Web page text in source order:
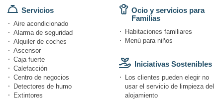
Servicios
Aire acondicionado
Alarma de seguridad
Alquiler de coches
Ascensor
Caja fuerte
Calefacción
Centro de negocios
Detectores de humo
Extintores
Ocio y servicios para
Familias
Habitaciones familiares
Menú para niños
Iniciativas Sostenibles
Los clientes pueden elegir no
usar el servicio de limpieza del
alojamiento